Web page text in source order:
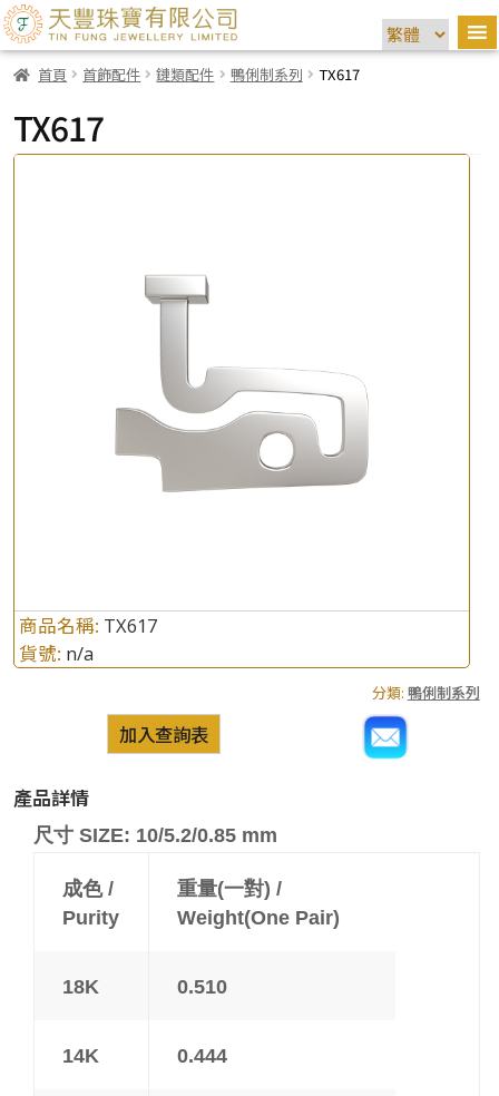
首頁 首飾配件 鏈類配件 鴨俐制系列 TX617
TX617
商品名稱: TX617
貨號: n/a
分類: 鴨俐制系列
加入查詢表
產品詳情
尺寸 SIZE: 10/5.2/0.85 mm
成色 /
Purity
重量(一對) /
Weight(One Pair)
18K 0.510
14K 0.444